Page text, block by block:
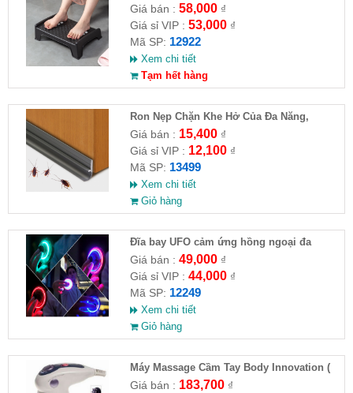
Giá bán : 58,000₫
Giá sỉ VIP : 53,000₫
Mã SP: 12922
Xem chi tiết
Tạm hết hàng
Ron Nẹp Chặn Khe Hở Của Đa Năng,
Chống Côn Trùng( HĐ )
Giá bán : 15,400₫
Giá sỉ VIP : 12,100₫
Mã SP: 13499
Xem chi tiết
Giỏ hàng
Đĩa bay UFO cảm ứng hồng ngoại đa
chiều tự động bay về
Giá bán : 49,000₫
Giá sỉ VIP : 44,000₫
Mã SP: 12249
Xem chi tiết
Giỏ hàng
Máy Massage Cầm Tay Body Innovation (
HĐ )
Giá bán : 183,700₫